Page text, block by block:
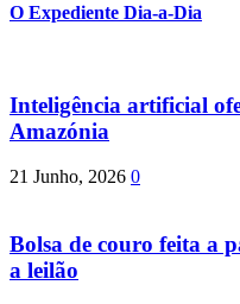
O Expediente Dia-a-Dia
Inteligência artificial
Amazónia
21 Junho, 2026 0
Bolsa de couro feita a
a leilão